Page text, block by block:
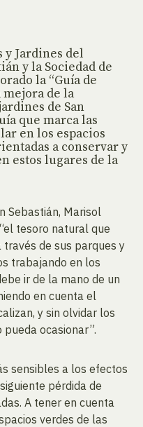
y Jardines del
y la Sociedad de
la “Guía de
de la
de San
que marca las
en los espacios
a conservar y
estos lugares de la
Sebastián, Marisol
tesoro natural que
de sus parques y
trabajando en los
ir de la mano de un
en cuenta el
y sin olvidar los
ocasionar”.
sensibles a los efectos
pérdida de
A tener en cuenta
verdes de las